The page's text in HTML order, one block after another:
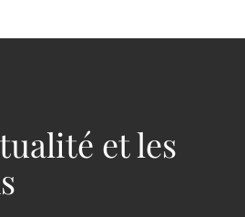
et les